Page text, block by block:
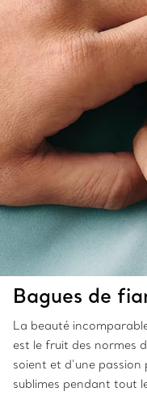
Bagues de
La beauté
est le fruit des normes
soient et d’une
sublimes pendant tout